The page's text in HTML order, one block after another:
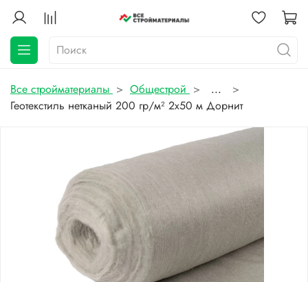
Все стройматериалы Общестрой
...
Геотекстиль нетканый 200 гр/м² 2х50 м Дорнит